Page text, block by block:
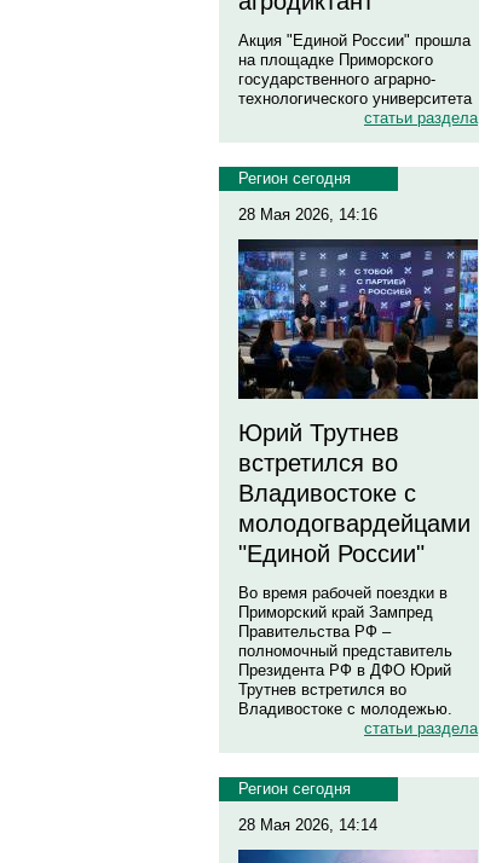
Акция "Единой России" прошла
на площадке Приморского
государственного аграрно-
технологического университета
статьи раздела
Регион сегодня
28 Мая 2026, 14:16
Юрий Трутнев
встретился во
Владивостоке с
молодогвардейцами
"Единой России"
Во время рабочей поездки в
Приморский край Зампред
Правительства РФ –
полномочный представитель
Президента РФ в ДФО Юрий
Трутнев встретился во
Владивостоке с молодежью.
статьи раздела
Регион сегодня
28 Мая 2026, 14:14